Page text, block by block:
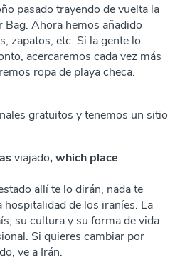
pasado trayendo de vuelta la
Ahora hemos añadido
zapatos, etc. Si la gente lo
acercaremos cada vez más
ropa de playa checa.
gratuitos y tenemos un sitio
viajado, which place
allí te lo dirán, nada te
hospitalidad de los iraníes. La
su cultura y su forma de vida
Si quieres cambiar por
ve a Irán.